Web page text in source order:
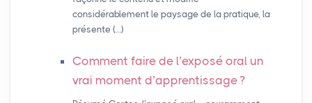
considérablement le paysage de la pratique, la
présente (…)
Comment faire de l’exposé oral un
vrai moment d’apprentissage?